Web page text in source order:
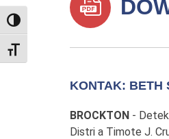
TOGGLE HIGH CONTRAST
TOGGLE FONT SIZE
KONTAK: BETH
BROCKTON -
Distri a Timote J.